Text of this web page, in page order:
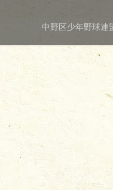
中野区少年野球